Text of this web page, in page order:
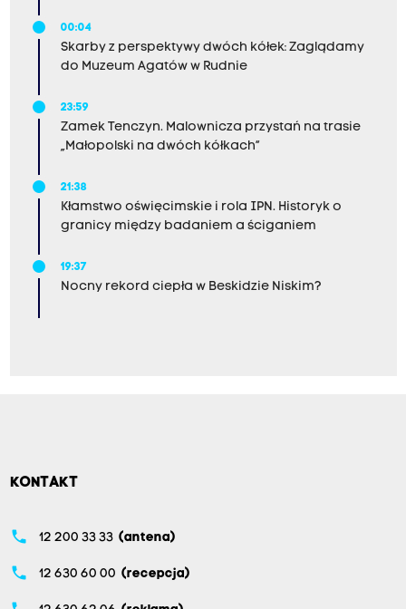
00:04
Skarby z perspektywy dwóch kółek: Zaglądamy
do Muzeum Agatów w Rudnie
23:59
Zamek Tenczyn. Malownicza przystań na trasie
„Małopolski na dwóch kółkach”
21:38
Kłamstwo oświęcimskie i rola IPN. Historyk o
granicy między badaniem a ściganiem
19:37
Nocny rekord ciepła w Beskidzie Niskim?
KONTAKT
phone 12 200 33 33 (antena)
phone 12 630 60 00 (recepcja)